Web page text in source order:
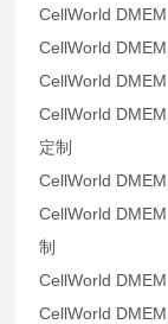
CellWorld
CellWorld
CellWorld
CellWorld
定制
CellWorld
CellWorld
制
CellWorld
CellWorld